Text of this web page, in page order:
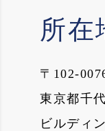
所在
〒102-
東京都千
ビルディ